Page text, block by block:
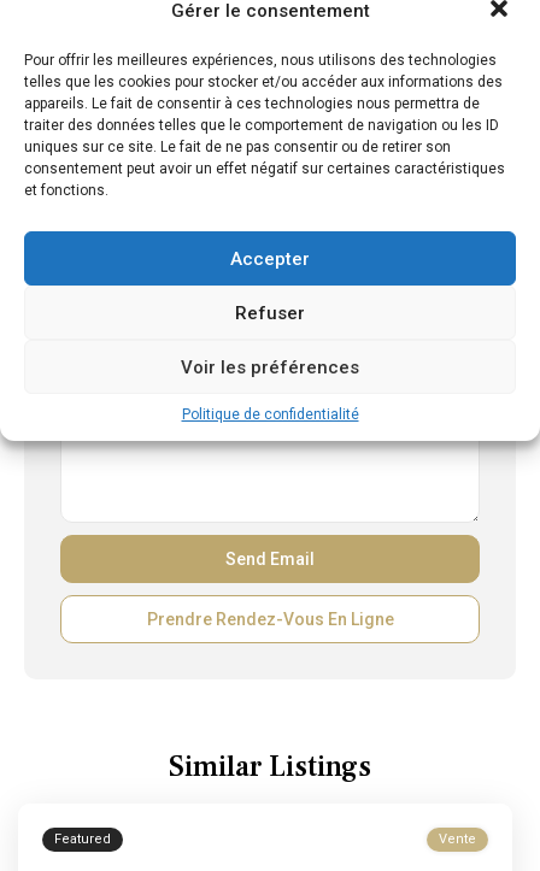
Gérer le consentement
Pour offrir les meilleures expériences, nous utilisons des technologies
telles que les cookies pour stocker et/ou accéder aux informations des
appareils. Le fait de consentir à ces technologies nous permettra de
traiter des données telles que le comportement de navigation ou les ID
uniques sur ce site. Le fait de ne pas consentir ou de retirer son
consentement peut avoir un effet négatif sur certaines caractéristiques
et fonctions.
Accepter
Refuser
Voir les préférences
Politique de confidentialité
Gwenael Norrant
Prendre Rendez-Vous En Ligne
Similar Listings
Featured Vente